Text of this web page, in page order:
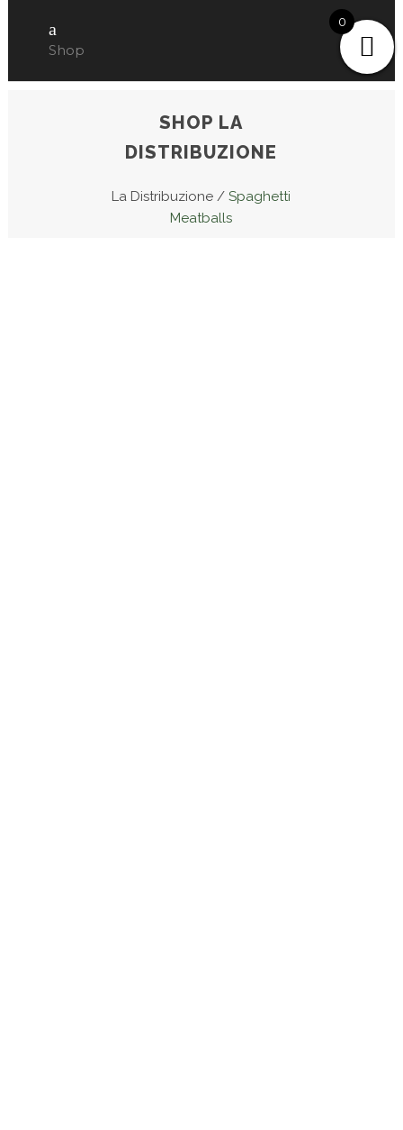
Shop
SHOP LA
DISTRIBUZIONE
La Distribuzione /Spaghetti
Meatballs
0